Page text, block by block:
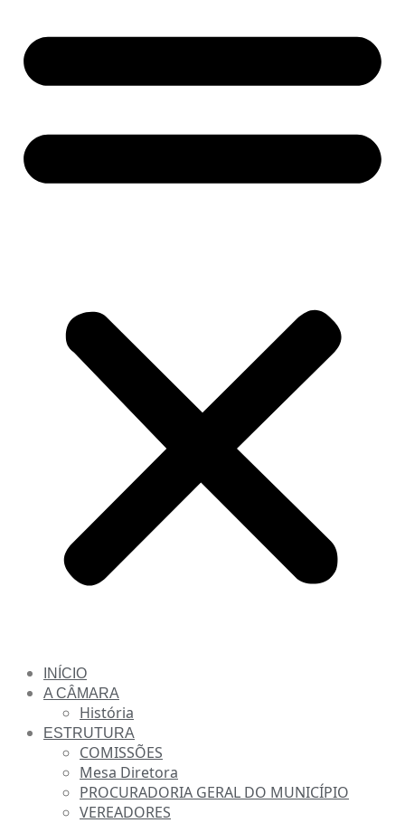
INÍCIO
A CÂMARA
História
ESTRUTURA
COMISSÕES
Mesa Diretora
PROCURADORIA GERAL DO MUNICÍPIO
VEREADORES